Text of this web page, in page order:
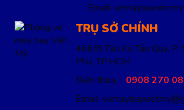
Email:
TRỤ SỞ CHÍNH
466/8 Tân Kỳ Tân Qúy, P.
Phú, TP.HCM
Điện thoại : 0908 270
Email: